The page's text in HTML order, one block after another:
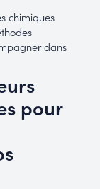
chimiques
dans
pour